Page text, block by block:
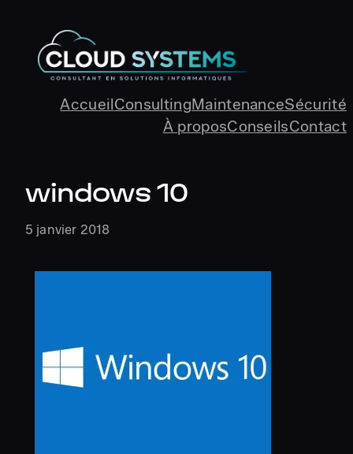
contenu
AccueilConsultingMaintenanceSécurité
À proposConseilsContact
windows 10
5 janvier 2018